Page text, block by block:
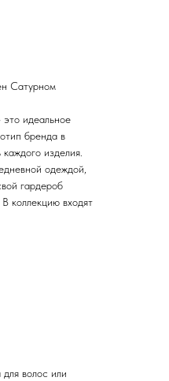
Сатурном
идеальное
бренда в
изделия.
одеждой,
гардероб
коллекцию входят
волос или